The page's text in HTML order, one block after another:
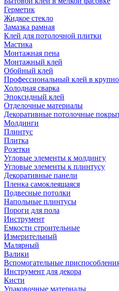
Герметик
Жидкое стекло
Замазка рамная
Клей для потолочной плитки
Мастика
Монтажная пена
Монтажный клей
Обойный клей
Профессиональный клей в
Холодная сварка
Эпоксидный клей
Отделочные материалы
Декоративные потолочные
Молдинги
Плинтус
Плитка
Розетки
Угловые элементы к молдингу
Угловые элементы к плинтусу
Декоративные панели
Пленка самоклеящаяся
Подвесные потолки
Напольные плинтусы
Пороги для пола
Инструмент
Емкости строительные
Измерительный
Малярный
Валики
Вспомогательные
Инструмент для декора
Кисти
Упаковочные материалы